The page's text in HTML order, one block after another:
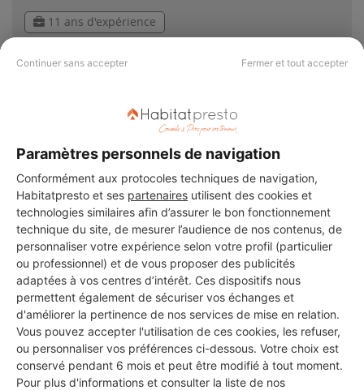
Continuer sans accepter Fermer et tout accepter
Paramètres personnels de navigation
Conformément aux protocoles techniques de navigation,
Habitatpresto et ses partenaires utilisent des cookies et
technologies similaires afin d’assurer le bon fonctionnement
technique du site, de mesurer l’audience de nos contenus, de
personnaliser votre expérience selon votre profil (particulier
ou professionnel) et de vous proposer des publicités
adaptées à vos centres d’intérêt. Ces dispositifs nous
permettent également de sécuriser vos échanges et
d'améliorer la pertinence de nos services de mise en relation.
Vous pouvez accepter l'utilisation de ces cookies, les refuser,
ou personnaliser vos préférences ci-dessous. Votre choix est
conservé pendant 6 mois et peut être modifié à tout moment.
Pour plus d'informations et consulter la liste de nos
11 ans d'expérience
Le Péage-de-Roussillon
21 ans d'expérience
Voir sa fiche
ISMAIL OZER
Le Péage-de-Roussillon
8 ans d'expérience